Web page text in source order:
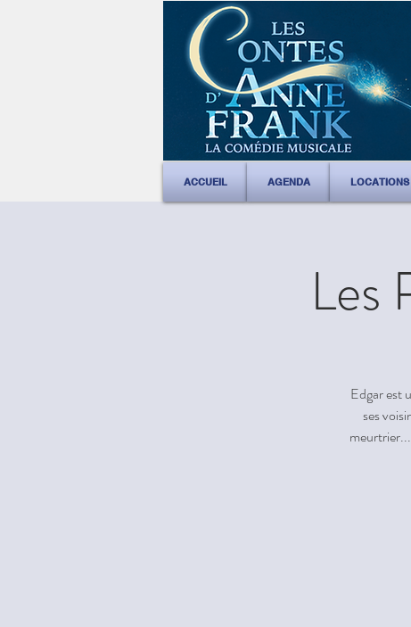
ACCUEIL AGENDA LOCATIONS
Les
Edgar est
ses